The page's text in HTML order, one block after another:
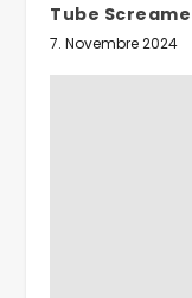
Tube
7. Novembre 2024